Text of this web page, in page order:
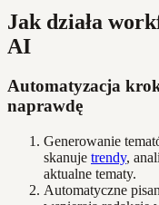
Jak działa
AI
Automatyzacja
naprawdę
Generowanie
skanuje trendy,
aktualne tematy.
Automatyczne